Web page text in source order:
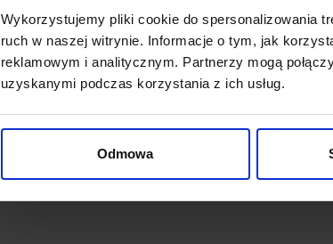
Wykorzystujemy pliki cookie do spersonalizowania
ruch w naszej witrynie. Informacje o tym, jak
reklamowym i analitycznym. Partnerzy mogą
uzyskanymi podczas korzystania z ich usług.
Odmowa